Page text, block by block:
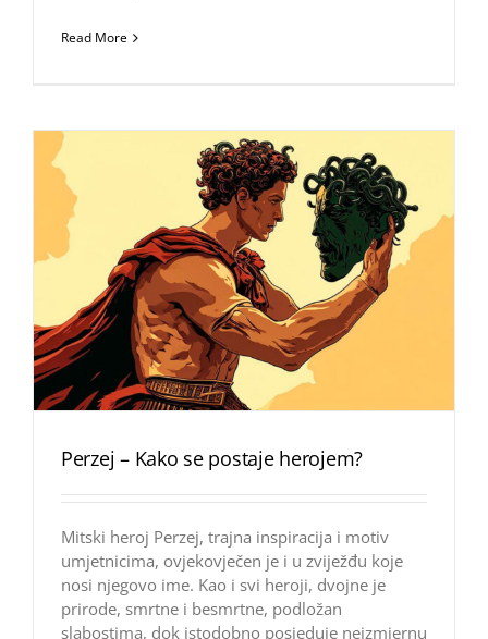
Read More
Perzej – Kako se postaje herojem?
Mitski heroj Perzej, trajna inspiracija i motiv
umjetnicima, ovjekovječen je i u zviježđu koje
nosi njegovo ime. Kao i svi heroji, dvojne je
prirode, smrtne i besmrtne, podložan
slabostima, dok istodobno posjeduje neizmjernu